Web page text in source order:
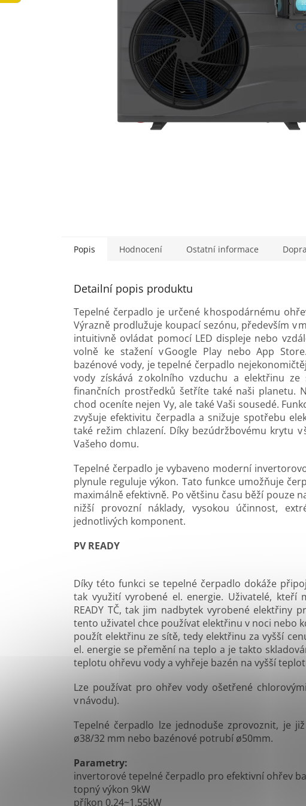
Popis Hodnocení Ostatní informace
Detailní popis produktu
Tepelné čerpadlo je určené k hospodárnému
Výrazně prodlužuje koupací sezónu, především v
intuitivně ovládat pomocí LED displeje nebo
volně ke stažení v Google Play nebo App
bazénové vody, je tepelné čerpadlo
vody získává z okolního vzduchu a elektřinu
finančních prostředků šetříte také naši planetu.
chod oceníte nejen Vy, ale také Vaši sousedé.
zvyšuje efektivitu čerpadla a snižuje spotřebu
také režim chlazení. Díky bezúdržbovému krytu
Vašeho domu.
Tepelné čerpadlo je vybaveno moderní
plynule reguluje výkon. Tato funkce umožňuje
maximálně efektivně. Po většinu času běží pouze
nižší provozní náklady, vysokou účinnost,
jednotlivých komponent.
PV READY
Díky této funkci se tepelné čerpadlo dokáže
tak využití vyrobené el. energie. Uživatelé, kteří
READY TČ, tak jim nadbytek vyrobené elektřiny
tento uživatel chce používat elektřinu v noci nebo
použít elektřinu ze sítě, tedy elektřinu za vyšší
el. energie se přemění na teplo a je takto
teplotu ohřevu vody a vyhřeje bazén na vyšší
Lze používat pro ohřev vody ošetřené
v návodu).
Tepelné čerpadlo lze jednoduše zprovoznit, je
ø38/32 mm nebo bazénové potrubí ø50mm.
Parametry:
invertorové tepelné čerpadlo pro efektivní ohřev
topný výkon 9kW
příkon 0,24~1,55kW